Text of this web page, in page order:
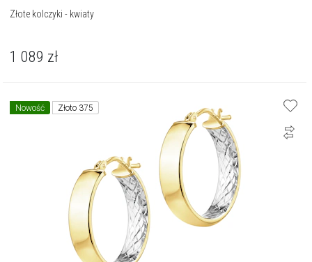
Złote kolczyki - kwiaty
1 089 zł
Nowość Złoto 375